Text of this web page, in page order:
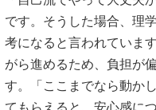
です。そうした場合、理
考になると言われていま
がら進めるため、負担が
す。「ここまでなら動か
てもらえると、安心感に